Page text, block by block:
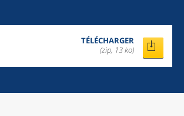
TÉLÉCHARGER
(zip, 13 ko)